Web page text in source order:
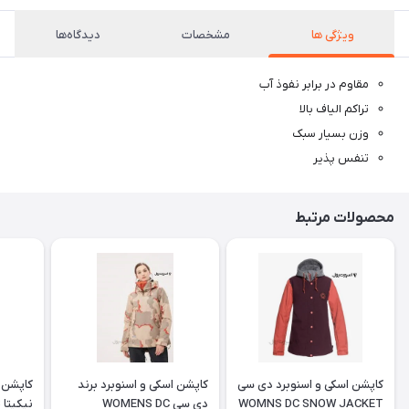
ویژگی ها مشخصات دیدگاه‌ها
مقاوم در برابر نفوذ آب
تراکم الیاف بالا
وزن بسیار سبک
تنفس پذیر
محصولات مرتبط
کاپشن اسکی و اسنوبرد دی سی
WOMNS DC SNOW JACKET
کاپشن اسکی و اسنوبرد برند
دی سی WOMENS DC
کاپشن